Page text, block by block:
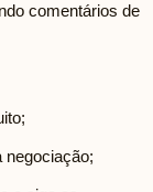
comentários de
negociação;